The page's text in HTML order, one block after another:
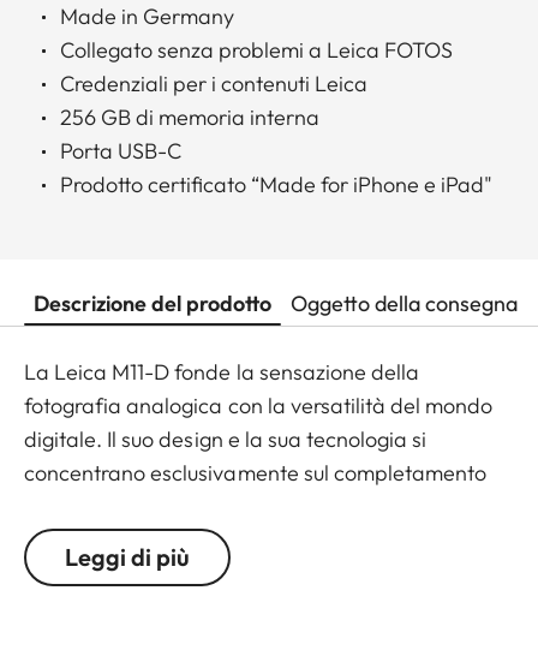
Made in Germany
Collegato senza problemi a Leica FOTOS
Credenziali per i contenuti Leica
256 GB di memoria interna
Porta USB-C
Prodotto certificato “Made for iPhone e iPad"
Descrizione del prodotto Oggetto della consegna
La Leica M11-D fonde la sensazione della
fotografia analogica con la versatilità del mondo
digitale. Il suo design e la sua tecnologia si
concentrano esclusivamente sul completamento
distrazioni, l'utente può concentrarsi
completamente sui fondamenti della fotografia:
Leggi di più